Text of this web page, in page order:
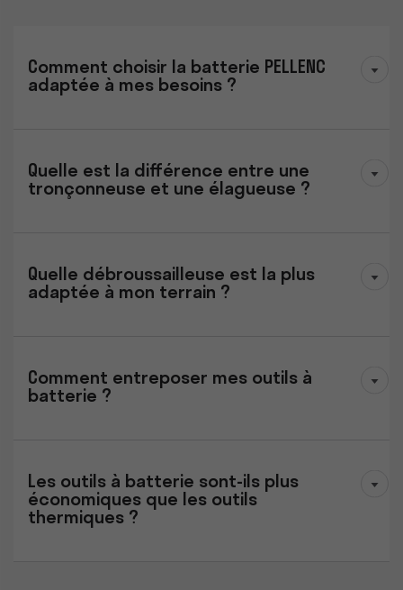
Comment choisir la batterie PELLENC
adaptée à mes besoins ?
Quelle est la différence entre une
tronçonneuse et une élagueuse ?
Quelle débroussailleuse est la plus
adaptée à mon terrain ?
Comment entreposer mes outils à
batterie ?
Les outils à batterie sont-ils plus
économiques que les outils
thermiques ?